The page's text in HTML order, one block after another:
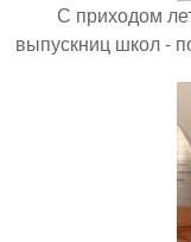
С приходом
выпускниц школ -